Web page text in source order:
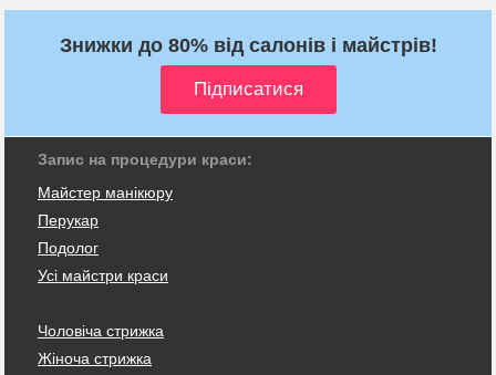
Знижки до 80% від салонів і майстрів!
Запис на процедури краси:
Майстер манікюру
Перукар
Подолог
Усі майстри краси
Чоловіча стрижка
Жіноча стрижка